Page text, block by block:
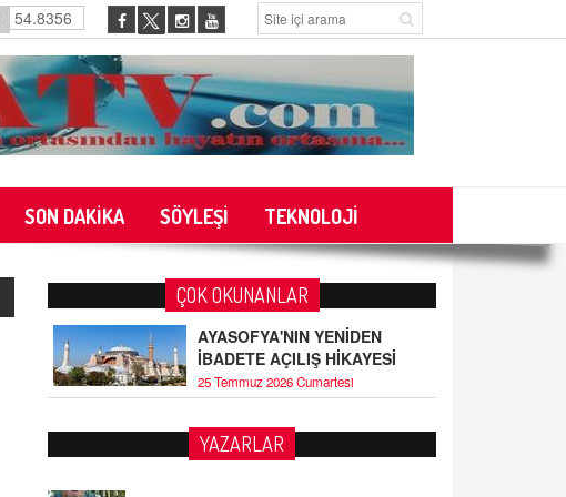
54.8356
SON DAKİKA SÖYLEŞİ TEKNOLOJİ
ÇOK OKUNANLAR
AYASOFYA'NIN YENİDEN
İBADETE AÇILIŞ HİKAYESİ
25 Temmuz 2026 Cumartesi
YAZARLAR